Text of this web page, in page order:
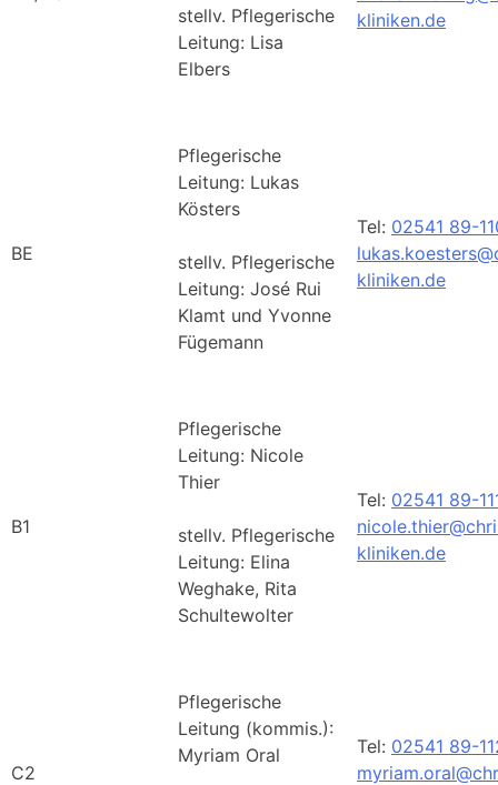
stellv. Pflegerische
Leitung: Lisa
Elbers
kliniken.de
BE
Pflegerische
Leitung: Lukas
Kösters
stellv. Pflegerische
Leitung: José Rui
Klamt und Yvonne
Fügemann
Tel: 02541 89-
kliniken.de
B1
Pflegerische
Leitung: Nicole
Thier
stellv. Pflegerische
Leitung: Elina
Weghake, Rita
Schultewolter
Tel: 02541 89-
kliniken.de
C2
Pflegerische
Leitung (kommis.):
Myriam Oral
Tel: 02541 89-